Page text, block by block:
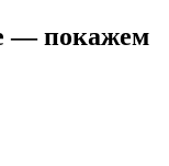
— покажем